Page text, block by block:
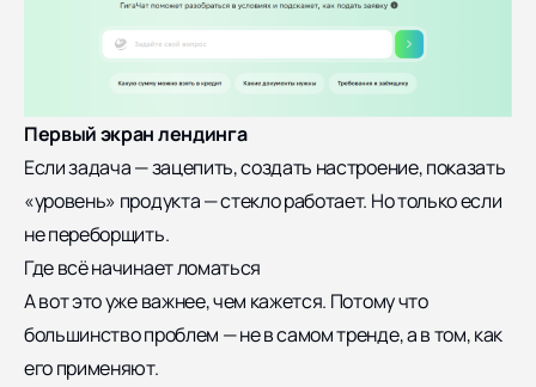
Первый экран лендинга
Если задача — зацепить, создать настроение, показать
«уровень» продукта — стекло работает. Но только если
не переборщить.
Где всё начинает ломаться
А вот это уже важнее, чем кажется. Потому что
большинство проблем — не в самом тренде, а в том, как
его применяют.